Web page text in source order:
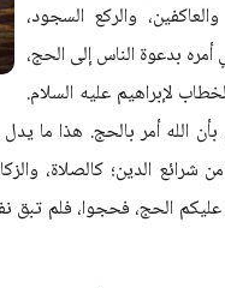
والركع السجود،
بدعوة الناس إلى الحج،
لإبراهيم عليه السلام.
بأن الله أمر بالحج. هذا ما
شرائع الدين؛ كالصلاة،
الحج، فحجوا، فلم تبق